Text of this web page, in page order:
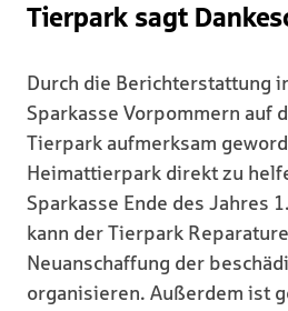
Tierpark sagt
Durch die Berichterstattung
Sparkasse Vorpommern auf
Tierpark aufmerksam
Heimattierpark direkt zu
Sparkasse Ende des Jahres
kann der Tierpark
Neuanschaffung der
organisieren. Außerdem ist